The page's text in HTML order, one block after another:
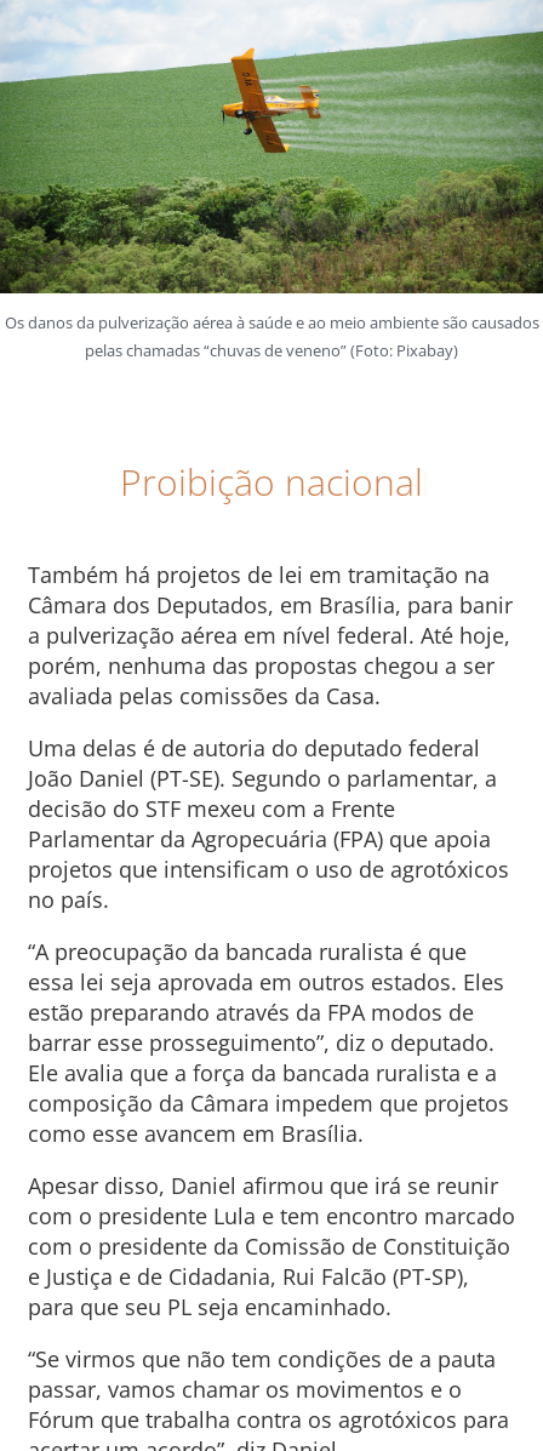
Os danos da pulverização aérea à saúde e ao meio ambiente são causados
pelas chamadas “chuvas de veneno” (Foto: Pixabay)
Proibição nacional
Também há projetos de lei em tramitação na
Câmara dos Deputados, em Brasília, para banir
a pulverização aérea em nível federal. Até hoje,
porém, nenhuma das propostas chegou a ser
avaliada pelas comissões da Casa.
Uma delas é de autoria do deputado federal
João Daniel (PT-SE). Segundo o parlamentar, a
decisão do STF mexeu com a Frente
Parlamentar da Agropecuária (FPA) que apoia
projetos que intensificam o uso de agrotóxicos
no país.
“A preocupação da bancada ruralista é que
essa lei seja aprovada em outros estados. Eles
estão preparando através da FPA modos de
barrar esse prosseguimento”, diz o deputado.
Ele avalia que a força da bancada ruralista e a
composição da Câmara impedem que projetos
como esse avancem em Brasília.
Apesar disso, Daniel afirmou que irá se reunir
com o presidente Lula e tem encontro marcado
com o presidente da Comissão de Constituição
e Justiça e de Cidadania, Rui Falcão (PT-SP),
para que seu PL seja encaminhado.
“Se virmos que não tem condições de a pauta
passar, vamos chamar os movimentos e o
Fórum que trabalha contra os agrotóxicos para